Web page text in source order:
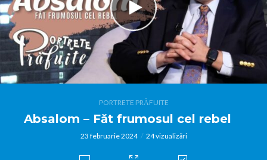
PORTRETE PRĂFUITE
Absalom – Făt frumosul cel rebel
23 februarie 2024 24 vizualizări